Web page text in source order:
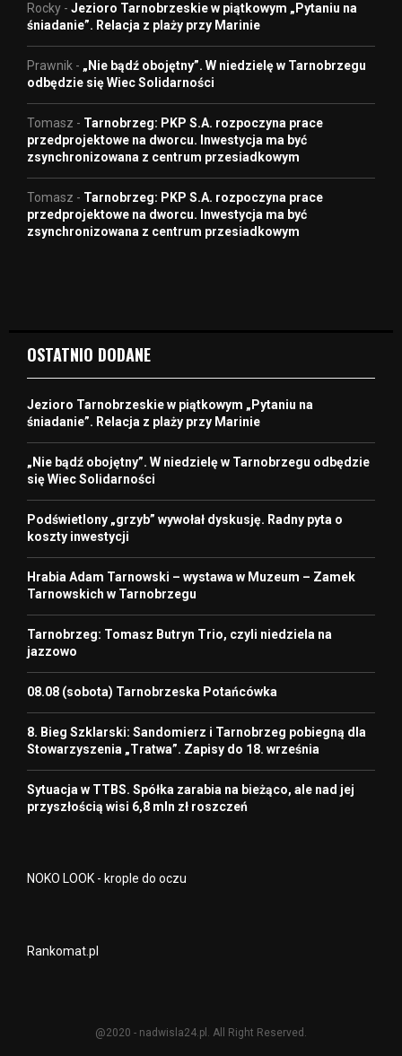
Rocky - Jezioro Tarnobrzeskie w piątkowym „Pytaniu na
śniadanie”. Relacja z plaży przy Marinie
Prawnik - „Nie bądź obojętny”. W niedzielę w Tarnobrzegu
odbędzie się Wiec Solidarności
Tomasz - Tarnobrzeg: PKP S.A. rozpoczyna prace
przedprojektowe na dworcu. Inwestycja ma być
zsynchronizowana z centrum przesiadkowym
Tomasz - Tarnobrzeg: PKP S.A. rozpoczyna prace
przedprojektowe na dworcu. Inwestycja ma być
zsynchronizowana z centrum przesiadkowym
OSTATNIO DODANE
Jezioro Tarnobrzeskie w piątkowym „Pytaniu na
śniadanie”. Relacja z plaży przy Marinie
„Nie bądź obojętny”. W niedzielę w Tarnobrzegu odbędzie
się Wiec Solidarności
Podświetlony „grzyb” wywołał dyskusję. Radny pyta o
koszty inwestycji
Hrabia Adam Tarnowski – wystawa w Muzeum – Zamek
Tarnowskich w Tarnobrzegu
Tarnobrzeg: Tomasz Butryn Trio, czyli niedziela na
jazzowo
08.08 (sobota) Tarnobrzeska Potańcówka
8. Bieg Szklarski: Sandomierz i Tarnobrzeg pobiegną dla
Stowarzyszenia „Tratwa”. Zapisy do 18. września
Sytuacja w TTBS. Spółka zarabia na bieżąco, ale nad jej
przyszłością wisi 6,8 mln zł roszczeń
NOKO LOOK - krople do oczu
Rankomat.pl
@2020 - nadwisla24.pl. All Right Reserved.